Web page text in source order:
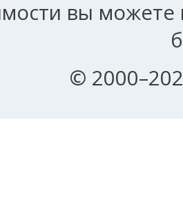
вы можете
©